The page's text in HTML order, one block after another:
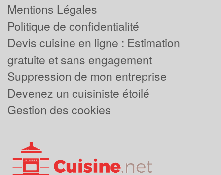
Mentions Légales
Politique de confidentialité
Devis cuisine en ligne : Estimation
gratuite et sans engagement
Suppression de mon entreprise
Devenez un cuisiniste étoilé
Gestion des cookies